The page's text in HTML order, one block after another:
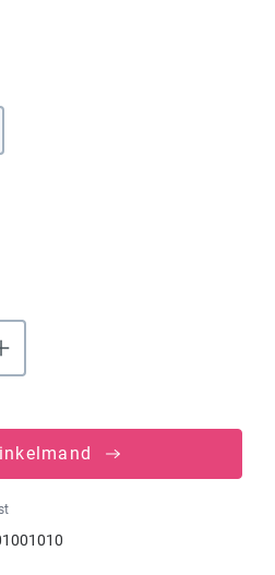
is momenteel niet beschikbaar.)
is momenteel niet beschikbaar.)